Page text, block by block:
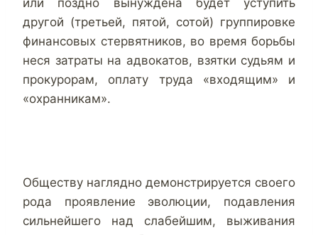
другой (третьей, пятой, сотой) группировке
финансовых стервятников, во время борьбы
неся затраты на адвокатов, взятки судьям и
прокурорам, оплату труда «входящим» и
«охранникам».
Обществу наглядно демонстрируется своего
рода проявление эволюции, подавления
сильнейшего над слабейшим, выживания